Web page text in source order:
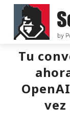
Tu